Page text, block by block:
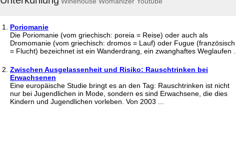
Poriomanie
Die Poriomanie (vom griechisch: poreia = Reise) oder auch als
Dromomanie (vom griechisch: dromos = Lauf) oder Fugue (französisch
= Flucht) bezeichnet ist ein Wanderdrang, ein zwanghaftes Weglaufen ...
Zwischen Ausgelassenheit und Risiko: Rauschtrinken bei
Erwachsenen
Eine europäische Studie bringt es an den Tag: Rauschtrinken ist nicht
nur bei Jugendlichen in Mode, sondern es sind Erwachsene, die dies
Kindern und Jugendlichen vorleben. Von 2003 ...